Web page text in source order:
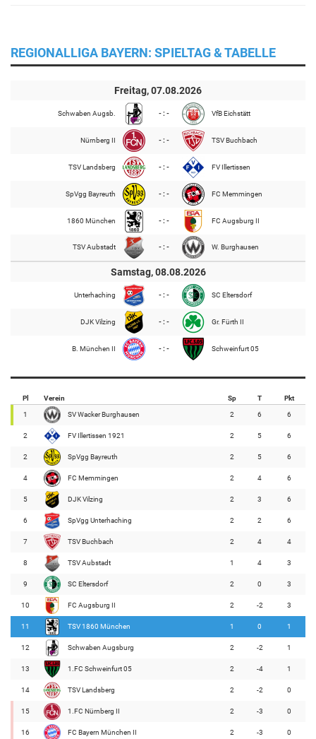
REGIONALLIGA BAYERN: SPIELTAG & TABELLE
Freitag, 07.08.2026
Schwaben Augsb. - : - VfB Eichstätt
Nürnberg II - : - TSV Buchbach
TSV Landsberg - : - FV Illertissen
SpVgg Bayreuth - : - FC Memmingen
1860 München - : - FC Augsburg II
TSV Aubstadt - : - W. Burghausen
Samstag, 08.08.2026
Unterhaching - : - SC Eltersdorf
DJK Vilzing - : - Gr. Fürth II
B. München II - : - Schweinfurt 05
Pl Verein Sp T Pkt
1 SV Wacker Burghausen 2 6 6
2 FV Illertissen 1921 2 5 6
2 SpVgg Bayreuth 2 5 6
4 FC Memmingen 2 4 6
5 DJK Vilzing 2 3 6
6 SpVgg Unterhaching 2 2 6
7 TSV Buchbach 2 4 4
8 TSV Aubstadt 1 4 3
9 SC Eltersdorf 2 0 3
10 FC Augsburg II 2 -2 3
11 TSV 1860 München 1 0 1
12 Schwaben Augsburg 2 -2 1
13 1.FC Schweinfurt 05 2 -4 1
14 TSV Landsberg 2 -2 0
15 1.FC Nürnberg II 2 -3 0
16 FC Bayern München II 2 -3 0